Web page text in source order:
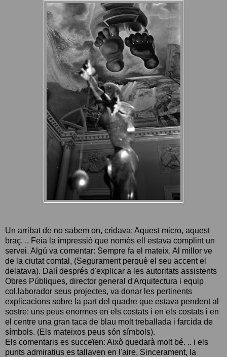
Un arribat de no sabem on, cridava: Aquest micro, aquest
braç. .. Feia la impressió que només ell estava complint un
servei. Algú va comentar: Sempre fa el mateix. Al millor ve
de la ciutat comtal, (Segurament perquè el seu accent el
delatava). Dalí després d'explicar a les autoritats assistents
Obres Públiques, director general d'Arquitectura i equip
col.laborador seus projectes, va donar les pertinents
explicacions sobre la part del quadre que estava pendent al
sostre: uns peus enormes en els costats i en els costats i en
el centre una gran taca de blau molt treballada i farcida de
símbols. (Els mateixos peus són símbols).
Els comentaris es succeïen: Això quedarà molt bé. .. i els
punts admiratius es tallaven en l'aire. Sincerament, la